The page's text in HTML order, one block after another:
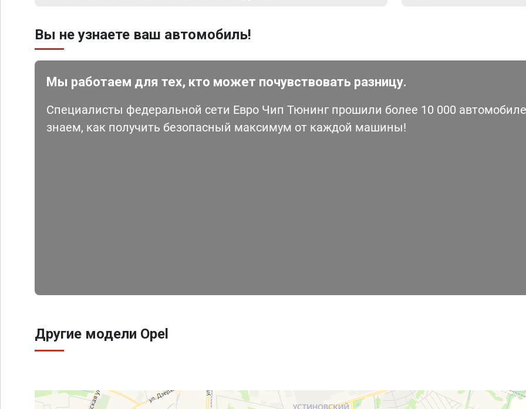
Вы не узнаете ваш автомобиль!
Мы работаем для тех, кто может почувствовать разницу.
Специалисты федеральной сети Евро Чип Тюнинг прошили более 10 000
знаем, как получить безопасный максимум от каждой машины!
Другие модели Opel